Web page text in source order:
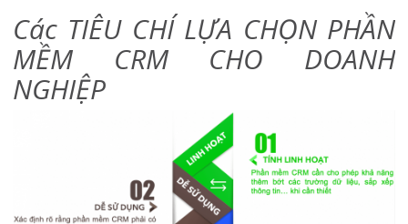
Các TIÊU CHÍ LỰA CHỌN PHẦN
MỀM CRM CHO DOANH
NGHIỆP